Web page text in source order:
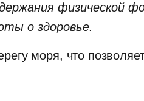
физической
о здоровье.
моря, что